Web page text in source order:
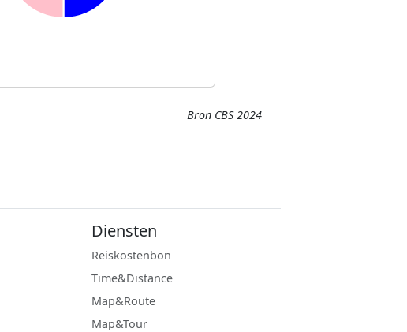
Bron CBS 2024
Diensten
Reiskostenbon
Time&Distance
Map&Route
Map&Tour